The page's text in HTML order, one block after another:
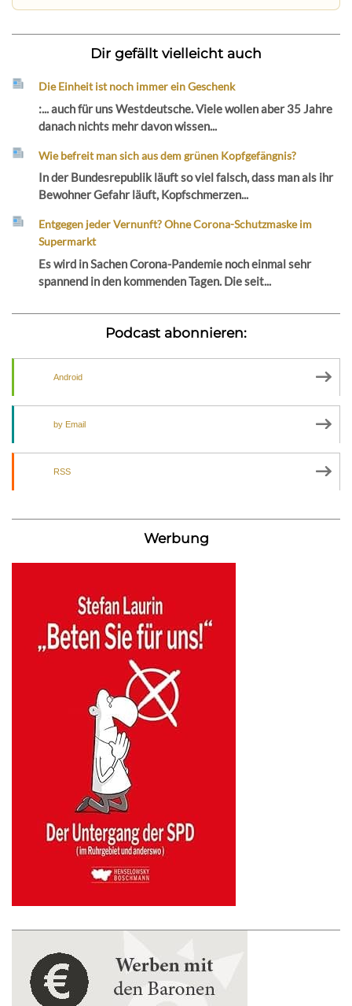
Dir gefällt vielleicht auch
Die Einheit ist noch immer ein Geschenk
:... auch für uns Westdeutsche. Viele wollen aber 35 Jahre
danach nichts mehr davon wissen...
Wie befreit man sich aus dem grünen Kopfgefängnis?
In der Bundesrepublik läuft so viel falsch, dass man als ihr
Bewohner Gefahr läuft, Kopfschmerzen...
Entgegen jeder Vernunft? Ohne Corona-Schutzmaske im
Supermarkt
Es wird in Sachen Corona-Pandemie noch einmal sehr
spannend in den kommenden Tagen. Die seit...
Podcast abonnieren:
Android
by Email
RSS
Werbung